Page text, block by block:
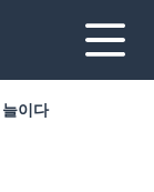
늘이다